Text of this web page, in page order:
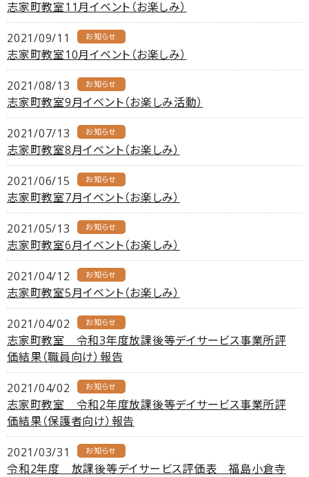
志家町教室11月イベント（お楽しみ）
2021/09/11 お知らせ
志家町教室10月イベント（お楽しみ）
2021/08/13 お知らせ
志家町教室9月イベント（お楽しみ活動）
2021/07/13 お知らせ
志家町教室8月イベント（お楽しみ）
2021/06/15 お知らせ
志家町教室7月イベント（お楽しみ）
2021/05/13 お知らせ
志家町教室6月イベント（お楽しみ）
2021/04/12 お知らせ
志家町教室5月イベント（お楽しみ）
2021/04/02 お知らせ
志家町教室 令和3年度放課後等デイサービス事業所評
価結果（職員向け）報告
2021/04/02 お知らせ
志家町教室 令和2年度放課後等デイサービス事業所評
価結果（保護者向け）報告
2021/03/31 お知らせ
令和2年度 放課後等デイサービス評価表 福島小倉寺